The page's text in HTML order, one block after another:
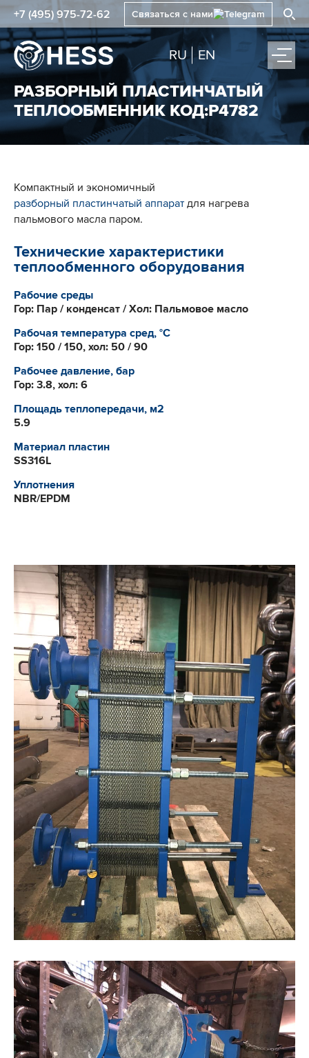
+7 (495) 975-72-62 Связаться с нами
RU EN
РАЗБОРНЫЙ ПЛАСТИНЧАТЫЙ
ТЕПЛООБМЕННИК КОД:Р4782
Компактный и экономичный
разборный пластинчатый аппарат для нагрева
пальмового масла паром.
Технические характеристики
теплообменного оборудования
Рабочие среды
Гор: Пар / конденсат / Хол: Пальмовое масло
Рабочая температура сред, °С
Гор: 150 / 150, хол: 50 / 90
Рабочее давление, бар
Гор: 3.8, хол: 6
Площадь теплопередачи, м2
5.9
Материал пластин
SS316L
Уплотнения
NBR/EPDM